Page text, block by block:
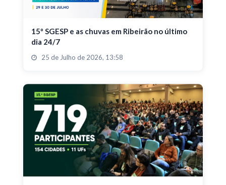
15º SGESP e as chuvas em Ribeirão no último
dia 24/7
25 de Julho de 2026, 13:58